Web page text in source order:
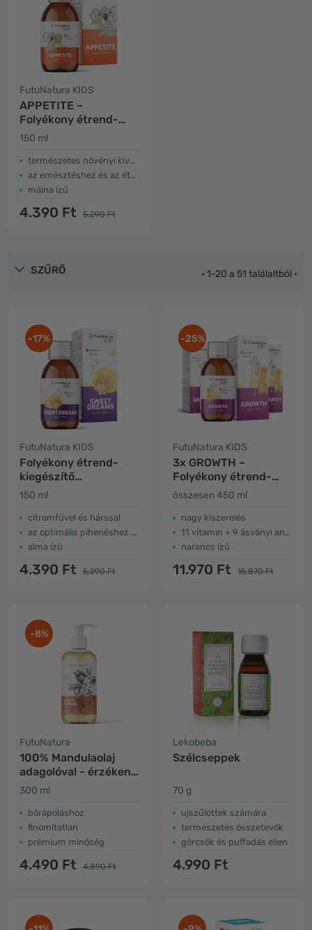
FutuNatura KIDS
APPETITE –
Folyékony étrend-
kiegészítő
étvágyhoz
150 ml
természetes növényi kivonatok
az emésztéshez és az étvágyhoz
málna ízű
4.390 Ft 5.290 Ft
SZŰRŐ • 1-20 a 51 találaltból •
-17%
FutuNatura KIDS
Folyékony étrend-
kiegészítő
gyerekeknek az
150 ml
citromfűvel és hárssal
az optimális pihenéshez és alváshoz
alma ízű
4.390 Ft 5.290 Ft
-25%
FutuNatura KIDS
3x GROWTH –
Folyékony étrend-
kiegészítő
növekedéshez
összesen 450 ml
nagy kiszerelés
11 vitamin + 9 ásványi anyag
narancs ízű
11.970 Ft 15.870 Ft
-8%
FutuNatura
100% Mandulaolaj
adagolóval - érzékeny
bőr ápolása
300 ml
​bőrápoláshoz
finomítatlan
prémium minőség
4.490 Ft 4.890 Ft
Lekobeba
Szélcseppek
70 g
ujszűlöttek számára
természetes összetevők
görcsök és puffadás ellen
4.990 Ft